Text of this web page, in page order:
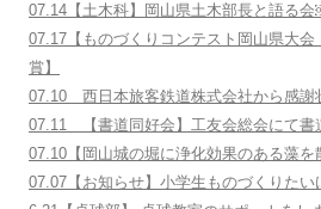
07.14【土木科】岡山県土木部長と語る
07.17【ものづくりコンテスト岡山県大会
賞】
07.10 西日本旅客鉄道株式会社から感謝
07.11 【書道同好会】工友会総会にて書
07.10【岡山城の堀に浄化効果のある藻を
07.07【お知らせ】小学生ものづくりたい